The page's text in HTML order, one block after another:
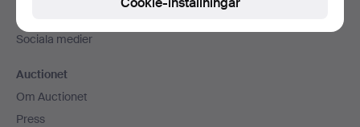
Sociala medier
Auctionet
Om Auctionet
Press